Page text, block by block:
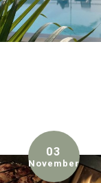
03
November